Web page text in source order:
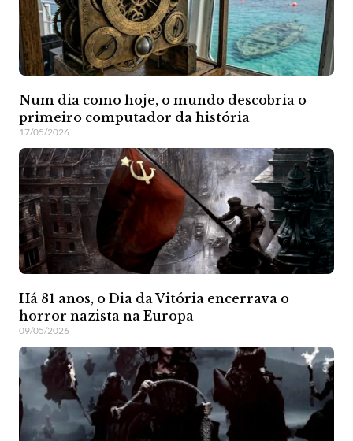
Num dia como hoje, o mundo descobria o
primeiro computador da história
17/05/2026
Há 81 anos, o Dia da Vitória encerrava o
horror nazista na Europa
09/05/2026